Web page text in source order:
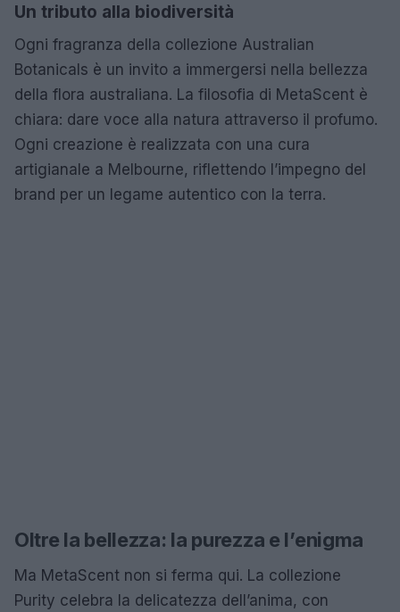
Un tributo alla biodiversità
Ogni fragranza della collezione Australian
Botanicals è un invito a immergersi nella bellezza
della flora australiana. La filosofia di MetaScent è
chiara: dare voce alla natura attraverso il profumo.
Ogni creazione è realizzata con una cura
artigianale a Melbourne, riflettendo l’impegno del
brand per un legame autentico con la terra.
Oltre la bellezza: la purezza e l’enigma
Ma MetaScent non si ferma qui. La collezione
Purity celebra la delicatezza dell’anima, con